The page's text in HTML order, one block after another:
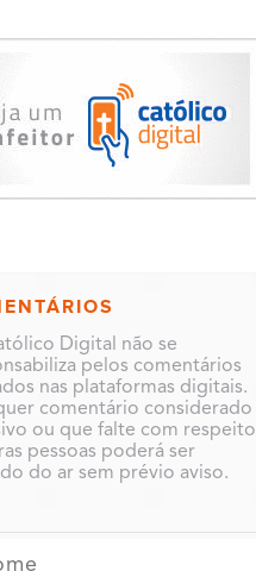
Digital não se
pelos comentários
nas plataformas digitais.
comentário considerado
ou que falte com respeito
pessoas poderá ser
do ar sem prévio aviso.